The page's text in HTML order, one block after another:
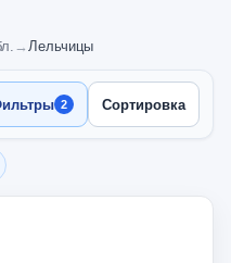
→ Лельчицы
2 Сортировка